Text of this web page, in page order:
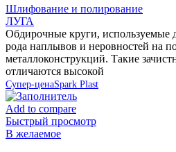
Шлифование и полирование
ЛУГА
Обдирочные круги, используемые
рода наплывов и неровностей на
металлоконструкций. Такие
отличаются высокой
Супер-ценаSpark Plast
Add to compare
Быстрый просмотр
В желаемое